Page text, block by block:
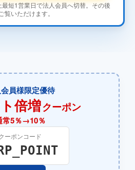
短1営業日で法人会員へ切替。その後
いただけます。
員様限定優待
倍増クーポン
常5％→10％
ーポンコード